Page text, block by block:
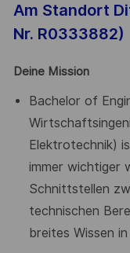
Am Standort
Nr. R0333882)
Deine Mission
Bachelor of
Elektrotechnik)
immer wichtiger
Schnittstellen
technischen
breites Wissen